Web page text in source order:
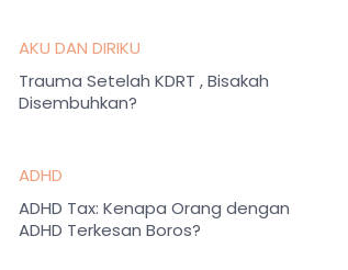
AKU DAN DIRIKU
Trauma Setelah KDRT , Bisakah
Disembuhkan?
ADHD
ADHD Tax: Kenapa Orang dengan
ADHD Terkesan Boros?